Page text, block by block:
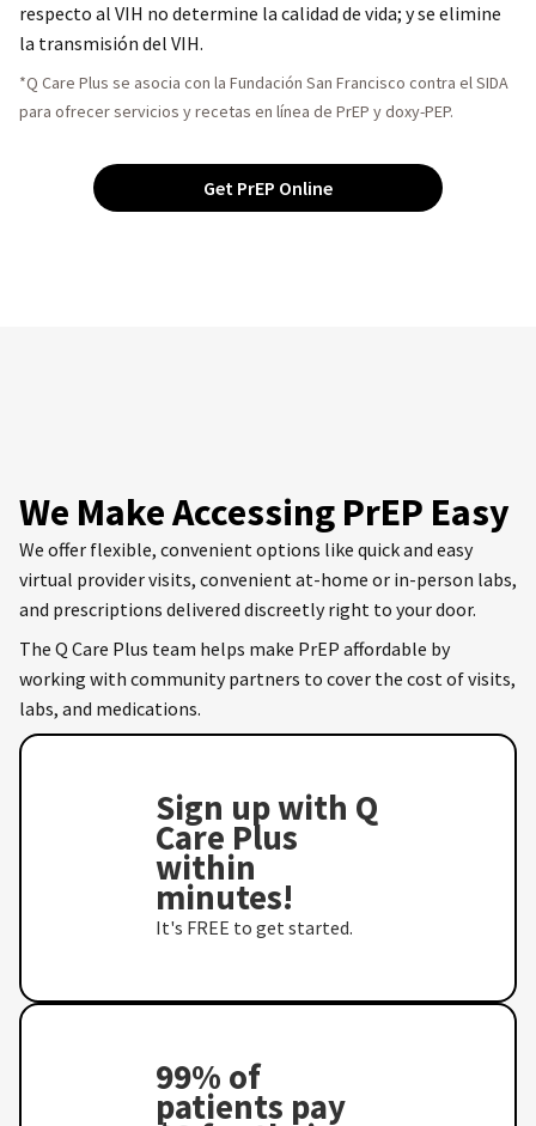
respecto al VIH no determine la calidad de vida; y se elimine
la transmisión del VIH.
*Q Care Plus se asocia con la Fundación San Francisco contra el SIDA
para ofrecer servicios y recetas en línea de PrEP y doxy-PEP.
Get PrEP Online
We Make Accessing PrEP Easy
We offer flexible, convenient options like quick and easy
virtual provider visits, convenient at-home or in-person labs,
and prescriptions delivered discreetly right to your door.
The Q Care Plus team helps make PrEP affordable by
working with community partners to cover the cost of visits,
labs, and medications.
Sign up with Q
Care Plus
within
minutes!
It's FREE to get started.
99% of
patients pay